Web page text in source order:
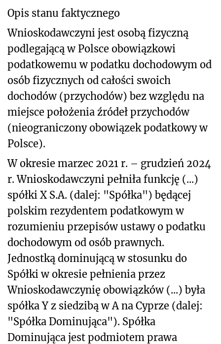
Opis stanu faktycznego
Wnioskodawczyni jest osobą fizyczną
podlegającą w Polsce obowiązkowi
podatkowemu w podatku dochodowym od
osób fizycznych od całości swoich
dochodów (przychodów) bez względu na
miejsce położenia źródeł przychodów
(nieograniczony obowiązek podatkowy w
Polsce).
W okresie marzec 2021 r. – grudzień 2024
r. Wnioskodawczyni pełniła funkcję (...)
spółki X S.A. (dalej: "Spółka") będącej
polskim rezydentem podatkowym w
rozumieniu przepisów ustawy o podatku
dochodowym od osób prawnych.
Jednostką dominującą w stosunku do
Spółki w okresie pełnienia przez
Wnioskodawczynię obowiązków (...) była
spółka Y z siedzibą w A na Cyprze (dalej:
"Spółka Dominująca"). Spółka
Dominująca jest podmiotem prawa